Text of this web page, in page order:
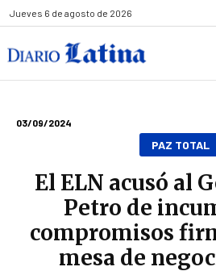
Jueves 6 de agosto de 2026
03/09/2024
PAZ TOTAL
El ELN acusó al
Petro de
compromisos
mesa de